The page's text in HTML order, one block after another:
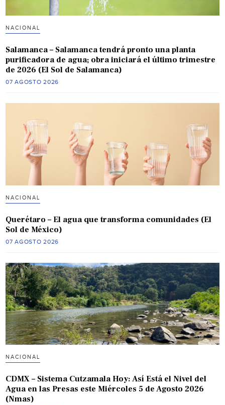
NACIONAL
Salamanca – Salamanca tendrá pronto una planta
purificadora de agua; obra iniciará el último trimestre
de 2026 (El Sol de Salamanca)
07 AGOSTO 2026
NACIONAL
Querétaro – El agua que transforma comunidades (El
Sol de México)
07 AGOSTO 2026
NACIONAL
CDMX – Sistema Cutzamala Hoy: Así Está el Nivel del
Agua en las Presas este Miércoles 5 de Agosto 2026
(Nmas)